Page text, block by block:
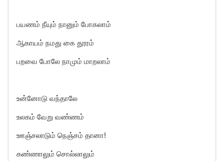
பயணம் நீயும் நானும் போகலாம்
ஆகாயம் நமது கை தூரம்
பறவை போலே நாமும் மாறலாம்
உன்னோடு வந்தாலே
உலகம் வேறு வண்ணம்
ஊஞ்சலாடும் நெஞ்சம் தானா!
கண்ணாலும் சொல்லாலும்